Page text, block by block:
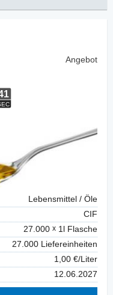
Angebot
Lebensmittel / Öle
CIF
27.000
1l Flasche
27.000 Liefereinheiten
1,00 €/Liter
12.06.2027